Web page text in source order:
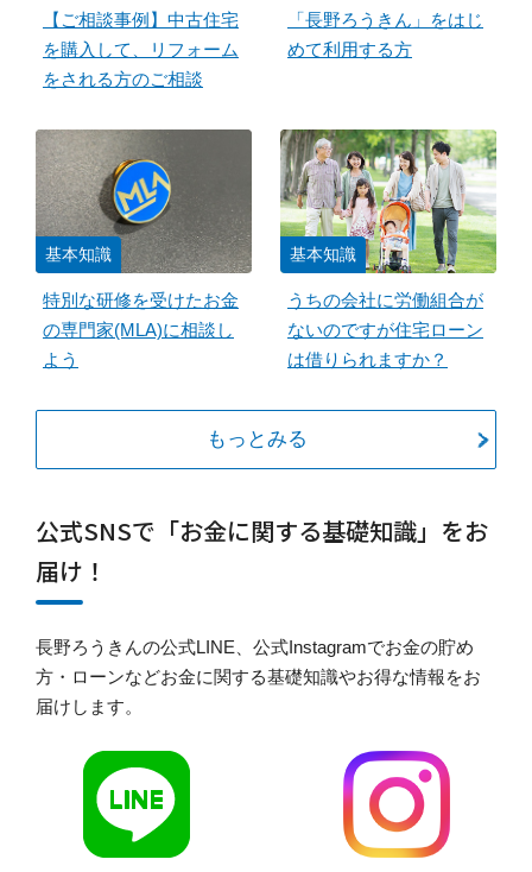
【ご相談事例】中古住宅
を購入して、リフォーム
をされる方のご相談
「長野ろうきん」をはじ
めて利用する方
基本知識
特別な研修を受けたお金
の専門家(MLA)に相談し
よう
基本知識
うちの会社に労働組合が
ないのですが住宅ローン
は借りられますか？
もっとみる
公式SNSで「お金に関する基礎知識」をお
届け！
長野ろうきんの公式LINE、公式Instagramでお金の貯め
方・ローンなどお金に関する基礎知識やお得な情報をお
届けします。